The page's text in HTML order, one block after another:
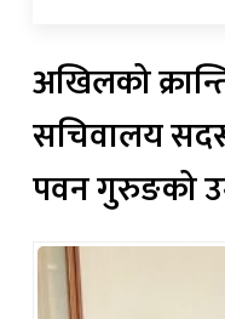
अखिलको
सचिवालय
पवन गुरुङको